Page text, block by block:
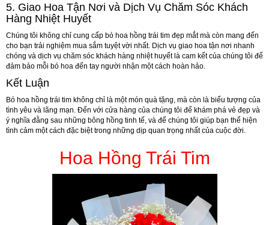
5. Giao Hoa Tận Nơi và Dịch Vụ Chăm Sóc Khách
Hàng Nhiệt Huyết
Chúng tôi không chỉ cung cấp bó hoa hồng trái tim đẹp mắt mà còn mang đến
cho bạn trải nghiệm mua sắm tuyệt vời nhất. Dịch vụ giao hoa tận nơi nhanh
chóng và dịch vụ chăm sóc khách hàng nhiệt huyết là cam kết của chúng tôi để
đảm bảo mỗi bó hoa đến tay người nhận một cách hoàn hảo.
Kết Luận
Bó hoa hồng trái tim không chỉ là một món quà tặng, mà còn là biểu tượng của
tình yêu và lãng mạn. Đến với cửa hàng của chúng tôi để khám phá vẻ đẹp và
ý nghĩa đằng sau những bông hồng tinh tế, và để chúng tôi giúp bạn thể hiện
tình cảm một cách đặc biệt trong những dịp quan trọng nhất của cuộc đời.
Hoa Hồng Trái Tim